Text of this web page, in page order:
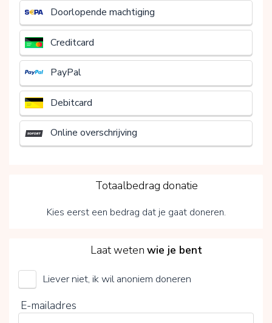
Doorlopende machtiging
Creditcard
PayPal
Debitcard
Online overschrijving
Totaalbedrag donatie
Kies eerst een bedrag dat je gaat doneren.
UMCG Transplantatiefonds
Laat wetenwie je bent
Liever niet, ik wil anoniem doneren
E-mailadres